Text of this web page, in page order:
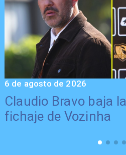
Claudio Bravo baja
fichaje de Vozinha
6 de agosto de 2026